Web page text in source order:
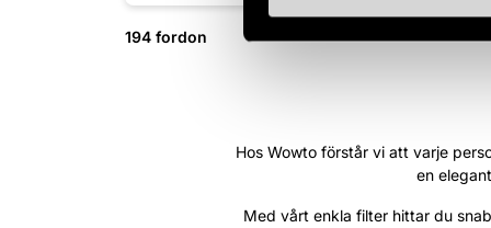
194 fordon
Hos Wowto förstår vi att varje
en
Med vårt enkla filter hittar du